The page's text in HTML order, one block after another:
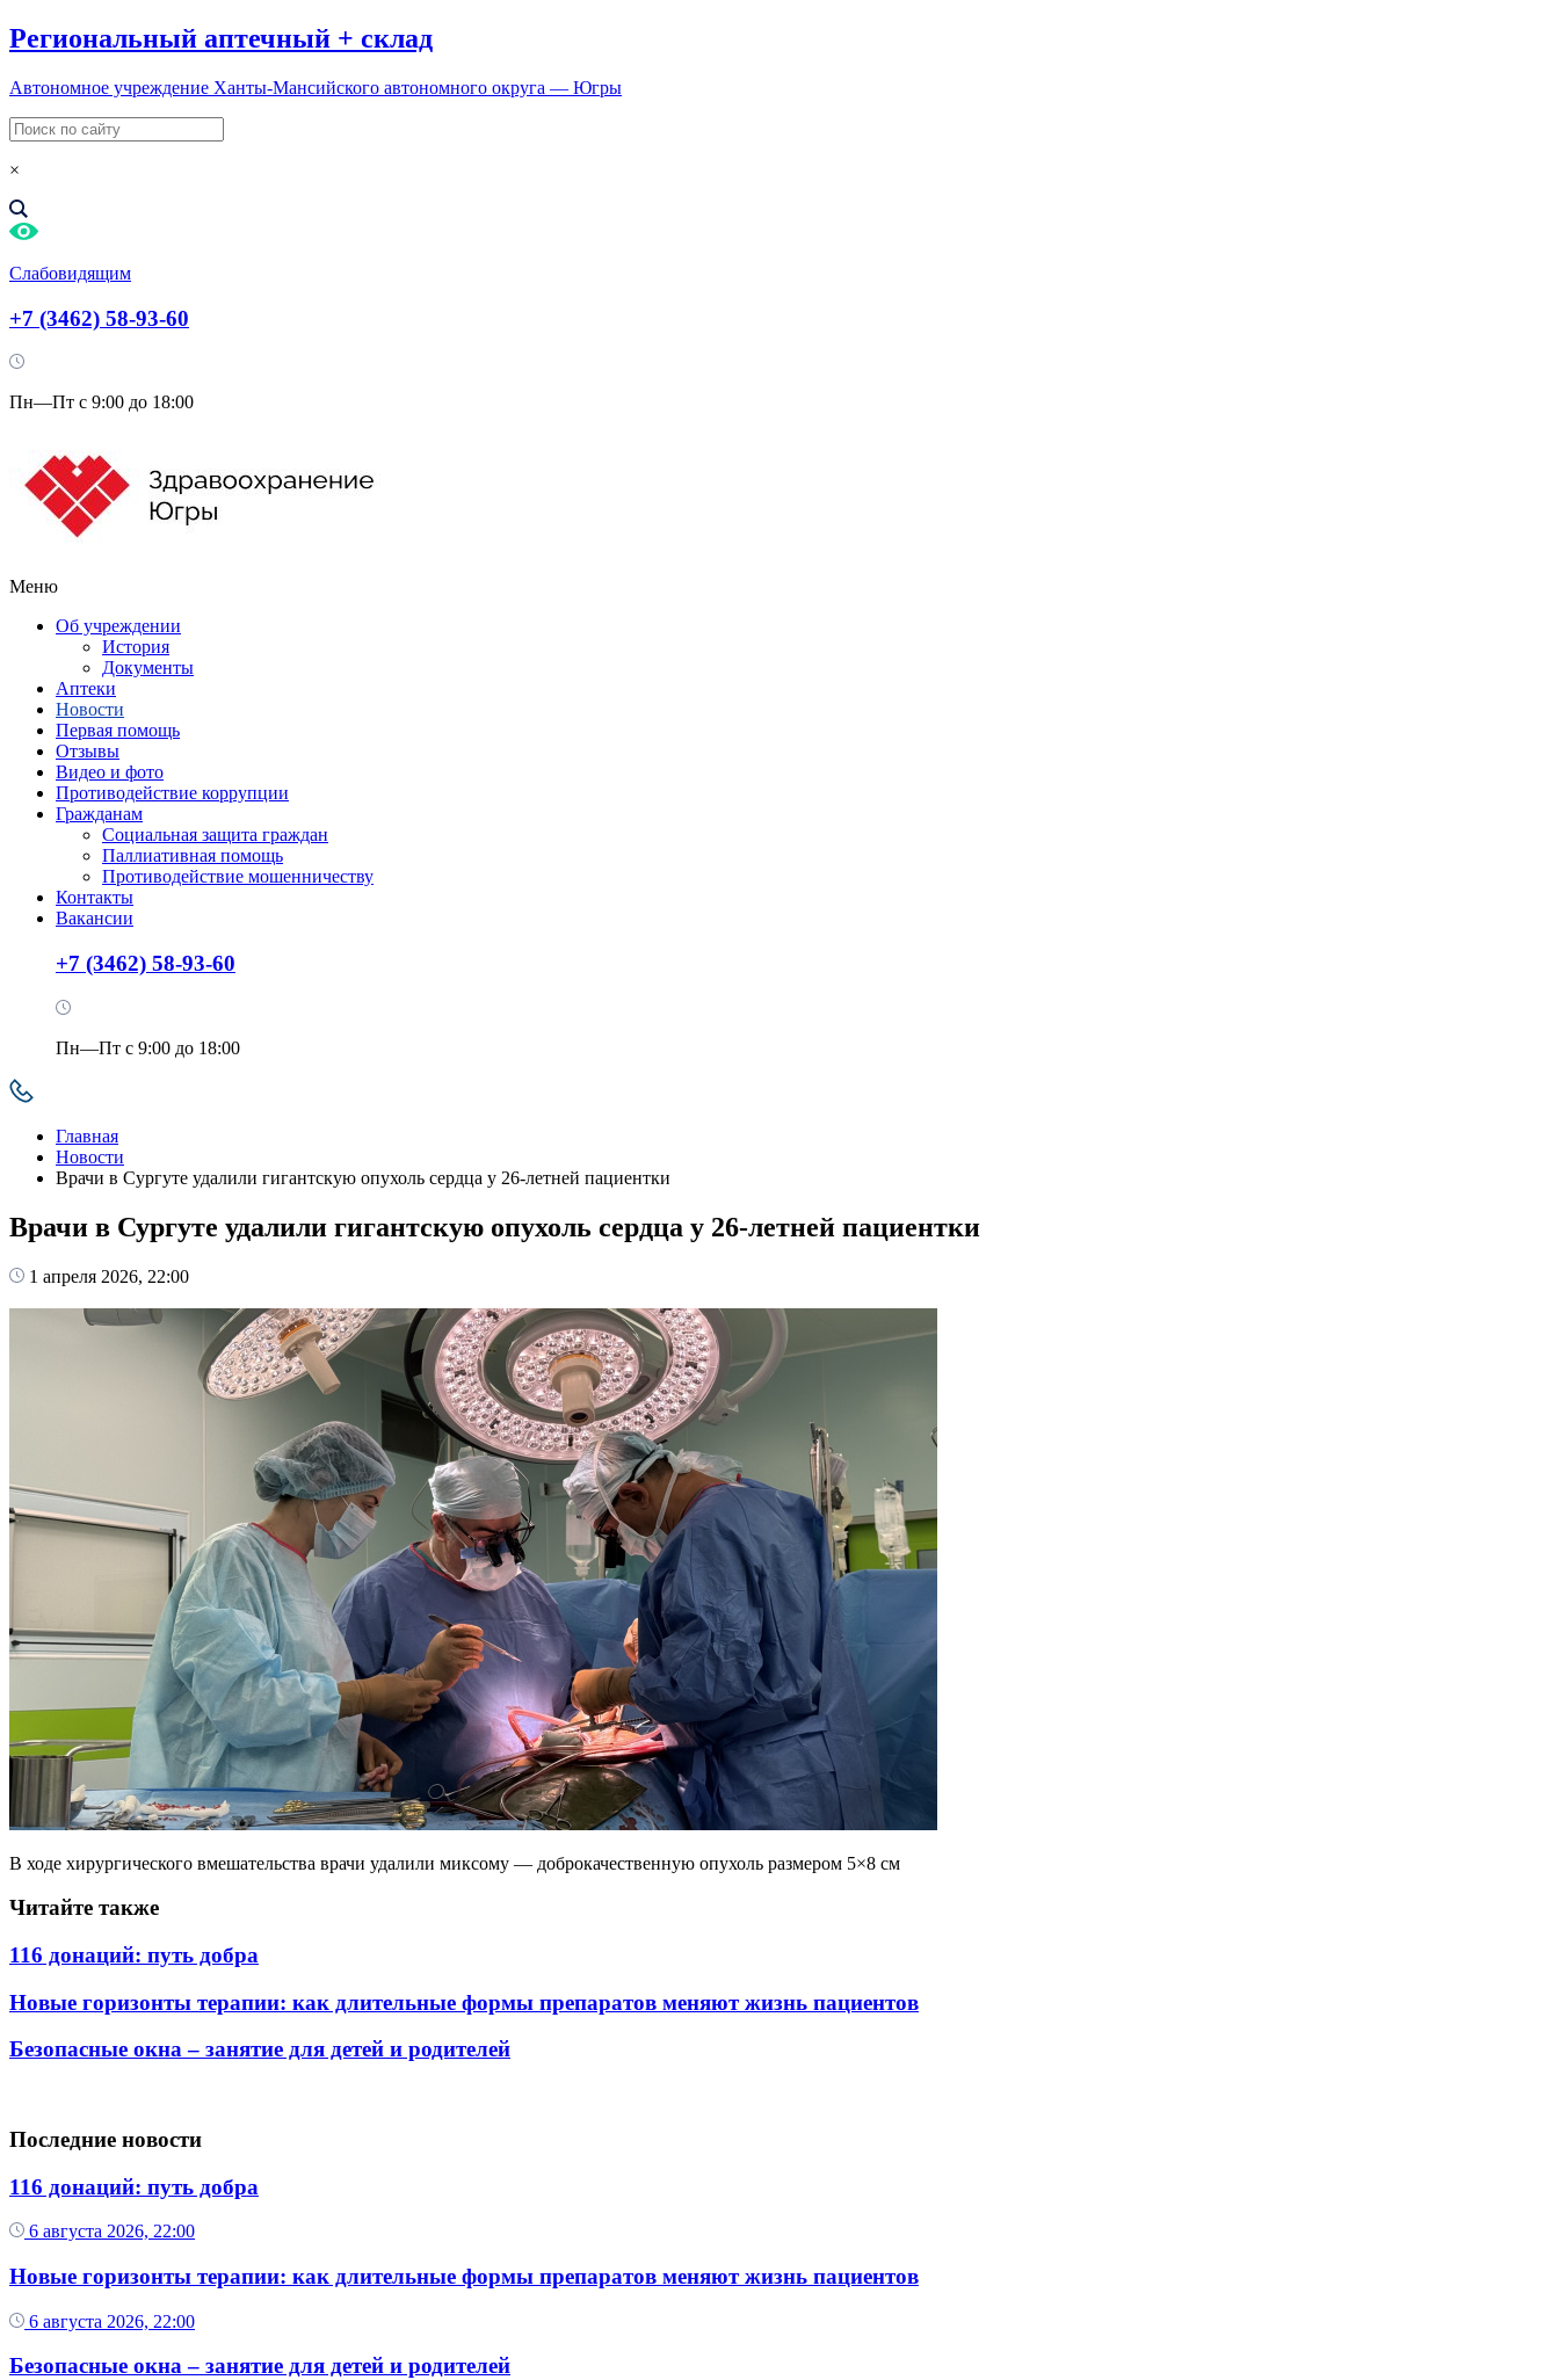
Региональный аптечный + склад
Автономное учреждение Ханты-Мансийского автономного округа — Югры
×
Слабовидящим
+7 (3462) 58-93-60
Пн—Пт с 9:00 до 18:00
Меню
Об учреждении
История
Документы
Аптеки
Новости
Первая помощь
Отзывы
Видео и фото
Противодействие коррупции
Гражданам
Социальная защита граждан
Паллиативная помощь
Противодействие мошенничеству
Контакты
Вакансии
+7 (3462) 58-93-60
Пн—Пт с 9:00 до 18:00
Главная
Новости
Врачи в Сургуте удалили гигантскую опухоль сердца у 26-летней пациентки
Врачи в Сургуте удалили гигантскую опухоль сердца у 26-летней пациентки
1 апреля 2026, 22:00
В ходе хирургического вмешательства врачи удалили миксому — доброкачественную опухоль размером 5×8 см
Читайте также
116 донаций: путь добра
Новые горизонты терапии: как длительные формы препаратов меняют жизнь пациентов
Безопасные окна – занятие для детей и родителей
Последние новости
116 донаций: путь добра
6 августа 2026, 22:00
Новые горизонты терапии: как длительные формы препаратов меняют жизнь пациентов
6 августа 2026, 22:00
Безопасные окна – занятие для детей и родителей